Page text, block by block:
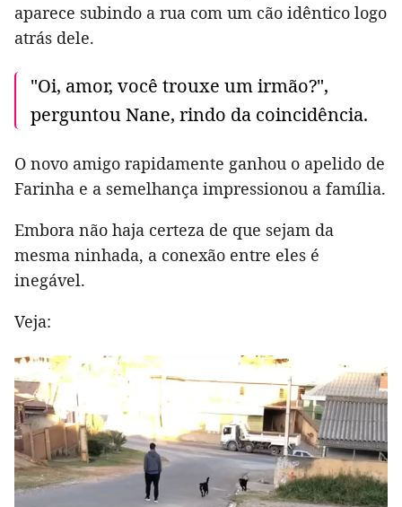
aparece subindo a rua com um cão idêntico logo
atrás dele.
"Oi, amor, você trouxe um irmão?",
perguntou Nane, rindo da coincidência.
O novo amigo rapidamente ganhou o apelido de
Farinha e a semelhança impressionou a família.
Embora não haja certeza de que sejam da
mesma ninhada, a conexão entre eles é
inegável.
Veja: